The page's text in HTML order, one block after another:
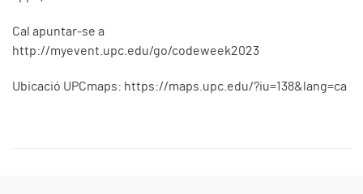
Cal apuntar-se a
http://myevent.upc.edu/go/codeweek2023
Ubicació UPCmaps: https://maps.upc.edu/?iu=138&lang=ca